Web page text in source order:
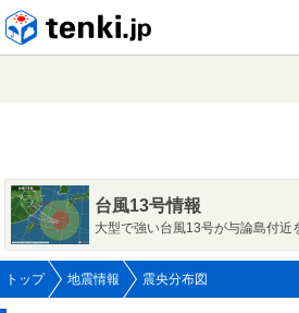
台風13号情報
大型で強い台風13号が与論島付近
トップ 地震情報 震央分布図